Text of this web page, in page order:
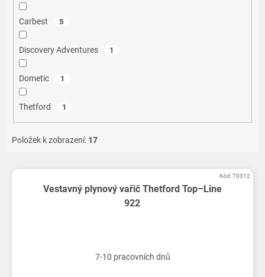
Carbest 5
Discovery Adventures 1
Dometic 1
Thetford 1
Položek k zobrazení: 17
Vestavný plynový vařič Thetford Top–Line
922
7-10 pracovních dnů
Kód:70312